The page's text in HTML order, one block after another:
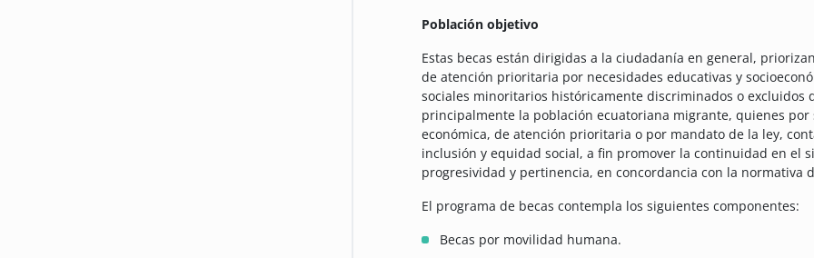
Población objetivo
Estas becas están dirigidas a la ciudadanía en general,
de atención prioritaria por necesidades educativas y
sociales minoritarios históricamente discriminados o excluidos
principalmente la población ecuatoriana migrante, quienes
económica, de atención prioritaria o por mandato de la ley,
inclusión y equidad social, a fin promover la continuidad en el
progresividad y pertinencia, en concordancia con la normativa
El programa de becas contempla los siguientes componentes:
Becas por movilidad humana.